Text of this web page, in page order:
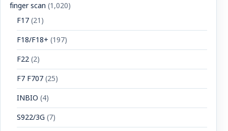
finger scan (1,020)
F17(21)
F18/F18+ (197)
F22(2)
F7 F707(25)
INBIO (4)
S922/3G (7)